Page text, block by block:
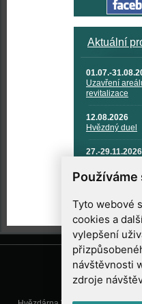
Tyto webové
cookies a
vylepšení
návštěvnosti
zdroje
Aktuální
01.07.-
Uzavření
revitalizace
12.08.2026
Hvězdný duel
27.-29.11.2026
TECHNIKA A